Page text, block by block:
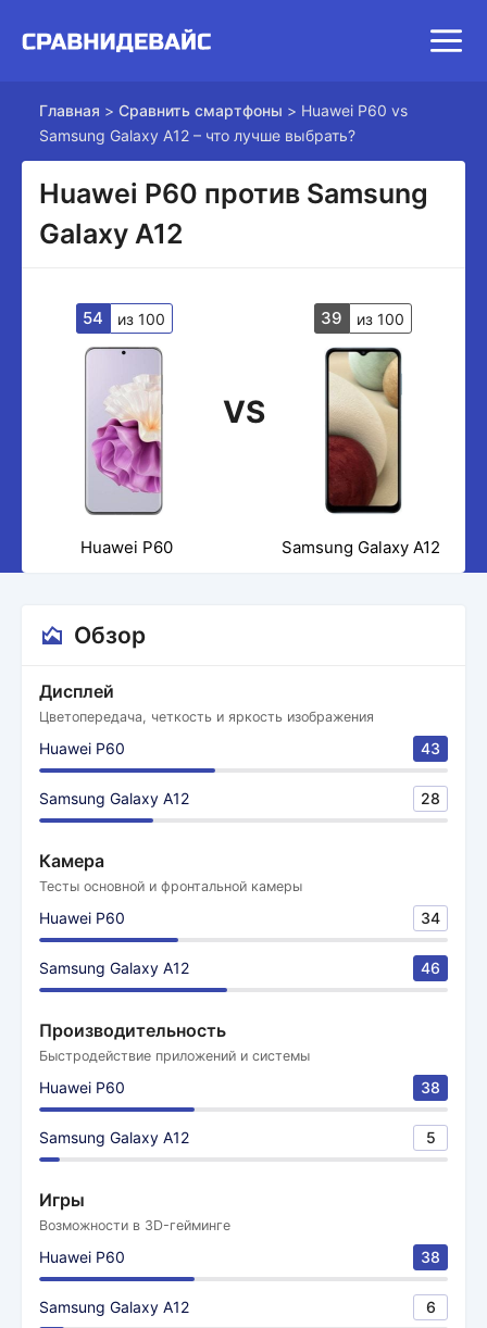
Главная > Сравнить смартфоны > Huawei P60 vs
Samsung Galaxy A12 – что лучше выбрать?
Huawei P60 против Samsung
Galaxy A12
54 из 100
VS
39 из 100
Huawei P60 Samsung Galaxy A12
Обзор
Дисплей
Цветопередача, четкость и яркость изображения
Huawei P60 43
Samsung Galaxy A12 28
Камера
Тесты основной и фронтальной камеры
Huawei P60 34
Samsung Galaxy A12 46
Производительность
Быстродействие приложений и системы
Huawei P60 38
Samsung Galaxy A12 5
Игры
Возможности в 3D-гейминге
Huawei P60 38
Samsung Galaxy A12 6